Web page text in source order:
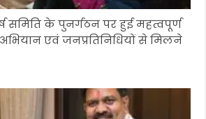
समिति के पुनर्गठन पर हुई महत्वपूर्ण
एवं जनप्रतिनिधियों से मिलने